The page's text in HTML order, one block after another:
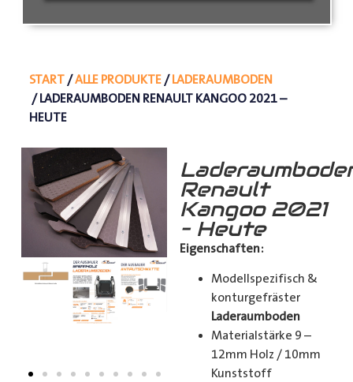
START/ALLE PRODUKTE/LADERAUMBODEN
/ LADERAUMBODEN RENAULT KANGOO 2021 –
HEUTE
Renault
Kangoo 2021
– Heute
Eigenschaften:
Modellspezifisch &
konturgefräster
Laderaumboden
Materialstärke 9 –
12mm Holz / 10mm
Kunststoff